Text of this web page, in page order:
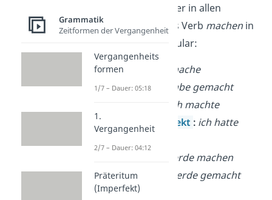
benutzen. Hier ist er in allen
Zeitformen für das Verb machenin
der 1. Person Singular:
Präsens
ich mache
Perfekt:ich habe gemacht
ich machte
Plusquamperfekt : ich hatte
ich werde machen
Futur II
ich werde gemacht
haben
Grammatik
Zeitformen der Vergangenheit
Vergangenheits
formen
1/7 – Dauer: 05:18
1.
Vergangenheit
2/7 – Dauer: 04:12
Präteritum
(Imperfekt)